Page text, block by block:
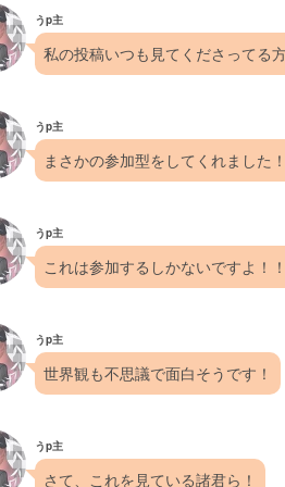
うp主
私の投稿いつも見てくださってる
うp主
まさかの参加型をしてくれました！
うp主
これは参加するしかないですよ！！
うp主
世界観も不思議で面白そうです！
うp主
さて、これを見ている諸君ら！